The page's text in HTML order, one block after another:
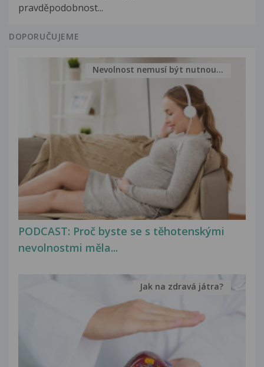
pravděpodobnost...
DOPORUČUJEME
PODCAST: Proč byste se s těhotenskými
nevolnostmi měla...
Nevolnost nemusí být nutnou...
Jak na zdravá játra?